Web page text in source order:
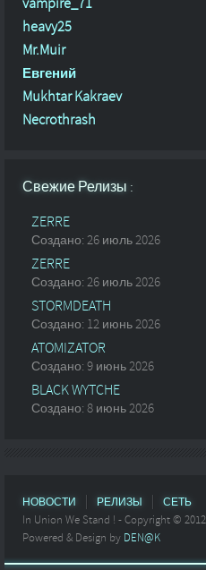
heavy25
Mr.Muir
Евгений
Mukhtar Kakraev
Necrothrash
Свежие Релизы :
ZERRE
Создано: 26 июль 2026
ZERRE
Создано: 26 июль 2026
STORMDEATH
Создано: 12 июнь 2026
ATOMIZATOR
Создано: 9 июнь 2026
BLACK WYTCHE
Создано: 8 июнь 2026
НОВОСТИ РЕЛИЗЫ
СЕТЬ
In Union We Stand ! - Copyright © 2012
Powered & Design by DEN@K